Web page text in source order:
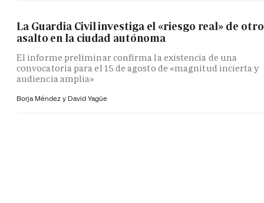
La Guardia Civil investiga el «riesgo real» de otro
asalto en la ciudad autónoma
El informe preliminar confirma la existencia de una
convocatoria para el 15 de agosto de «magnitud incierta y
audiencia amplia»
Borja Méndez y David Yagüe